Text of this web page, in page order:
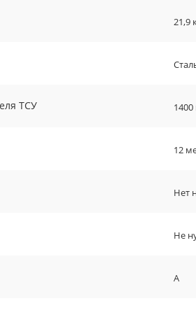
21,9
ТСУ 1400
12
Нет
Не
A